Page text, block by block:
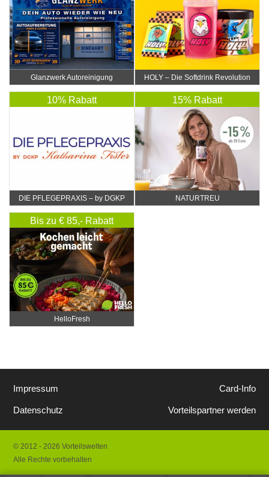
Glanzwerk Autoreinigung HOLY – Die Softdrink Revolution
10% Rabatt
DIE PFLEGEPRAXIS – by DGKP
15% Rabatt
NATURTREU
Bis zu € 85,- Rabatt
HelloFresh
Impressum
Datenschutz
Card-Info
Vorteilspartner werden
© 2012 - 2026 Vorteilswelten
Alle Rechte vorbehalten